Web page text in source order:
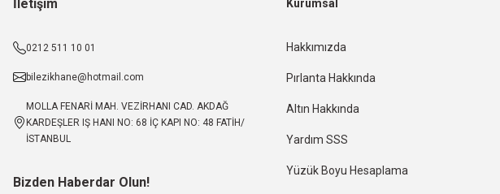
İletişim
0212 511 10 01
bilezikhane@hotmail.com
MOLLA FENARİ MAH. VEZİRHANI CAD. AKDAĞ
KARDEŞLER IŞ HANI NO: 68 İÇ KAPI NO: 48 FATİH/
İSTANBUL
Bizden Haberdar Olun!
Kurumsal
Hakkımızda
Pırlanta Hakkında
Altın Hakkında
Yardım SSS
Yüzük Boyu Hesaplama